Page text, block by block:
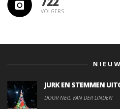
VOLGERS
JURK EN STEMMEN
DOOR NEIL VAN DER LINDEN